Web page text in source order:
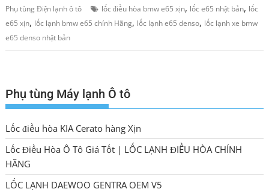
Phụ tùng Điện lạnh ô tô lốc điều hòa bmw e65 xịn, lốc e65 nhật bản, lốc
e65 xịn, lốc lạnh bmw e65 chính Hãng, lốc lạnh e65 denso, lốc lạnh xe bmw
e65 denso nhật bản
Phụ tùng Máy lạnh Ô tô
Lốc điều hòa KIA Cerato hàng Xịn
Lốc Điều Hòa Ô Tô Giá Tốt | LỐC LẠNH ĐIỀU HÒA CHÍNH
HÃNG
LỐC LẠNH DAEWOO GENTRA OEM V5